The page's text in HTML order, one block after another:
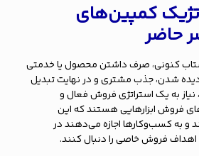
کمپین‌های
حاضر
کنونی، صرف داشتن محصول یا خدمتی
شدن، جذب مشتری و در نهایت تبدیل
نیاز به یک استراتژی فروش فعال و
فروش ابزارهایی هستند که این
و به کسب‌وکارها اجازه می‌دهند در
فروش خاصی را دنبال کنند.